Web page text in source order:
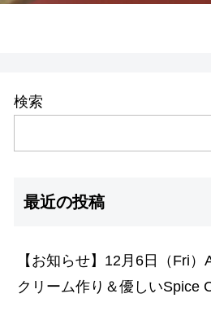
検索
最近の投稿
【お知らせ】12月6日（Fri）
クリーム作り＆優しいSpice